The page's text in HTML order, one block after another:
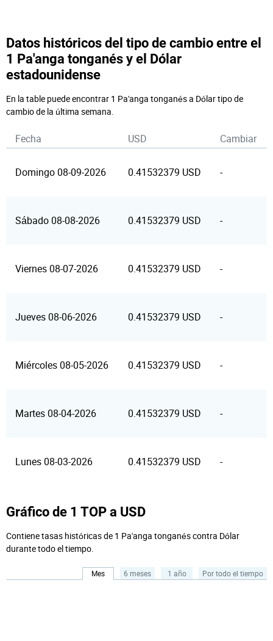
Datos históricos del tipo de cambio entre el
1 Pa'anga tonganés y el Dólar
estadounidense
En la table puede encontrar 1 Pa'anga tonganés a Dólar tipo de
cambio de la última semana.
Fecha USD Cambiar
Domingo 08-09-2026 0.41532379 USD -
Sábado 08-08-2026 0.41532379 USD -
Viernes 08-07-2026 0.41532379 USD -
Jueves 08-06-2026 0.41532379 USD -
Miércoles 08-05-2026 0.41532379 USD -
Martes 08-04-2026 0.41532379 USD -
Lunes 08-03-2026 0.41532379 USD -
Gráfico de 1 TOP a USD
Contiene tasas históricas de 1 Pa'anga tonganés contra Dólar
durante todo el tiempo.
Mes 6 meses 1 año Por todo el tiempo